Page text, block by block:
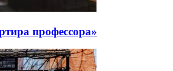
профессора»